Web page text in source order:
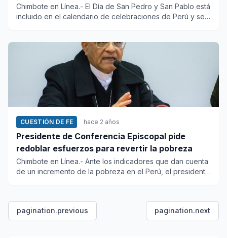
Chimbote en Línea.- El Día de San Pedro y San Pablo está
incluido en el calendario de celebraciones de Perú y se
CUESTIÓN DE FE hace 2 años
Presidente de Conferencia Episcopal pide
redoblar esfuerzos para revertir la pobreza
Chimbote en Línea.- Ante los indicadores que dan cuenta
de un incremento de la pobreza en el Perú, el presidente
pagination.previous pagination.next